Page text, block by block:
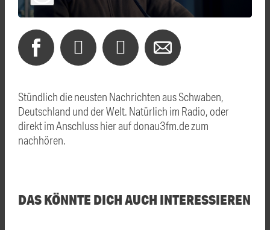
Stündlich die neusten Nachrichten aus Schwaben,
Deutschland und der Welt. Natürlich im Radio, oder
direkt im Anschluss hier auf donau3fm.de zum
nachhören.
DAS KÖNNTE DICH AUCH INTERESSIEREN